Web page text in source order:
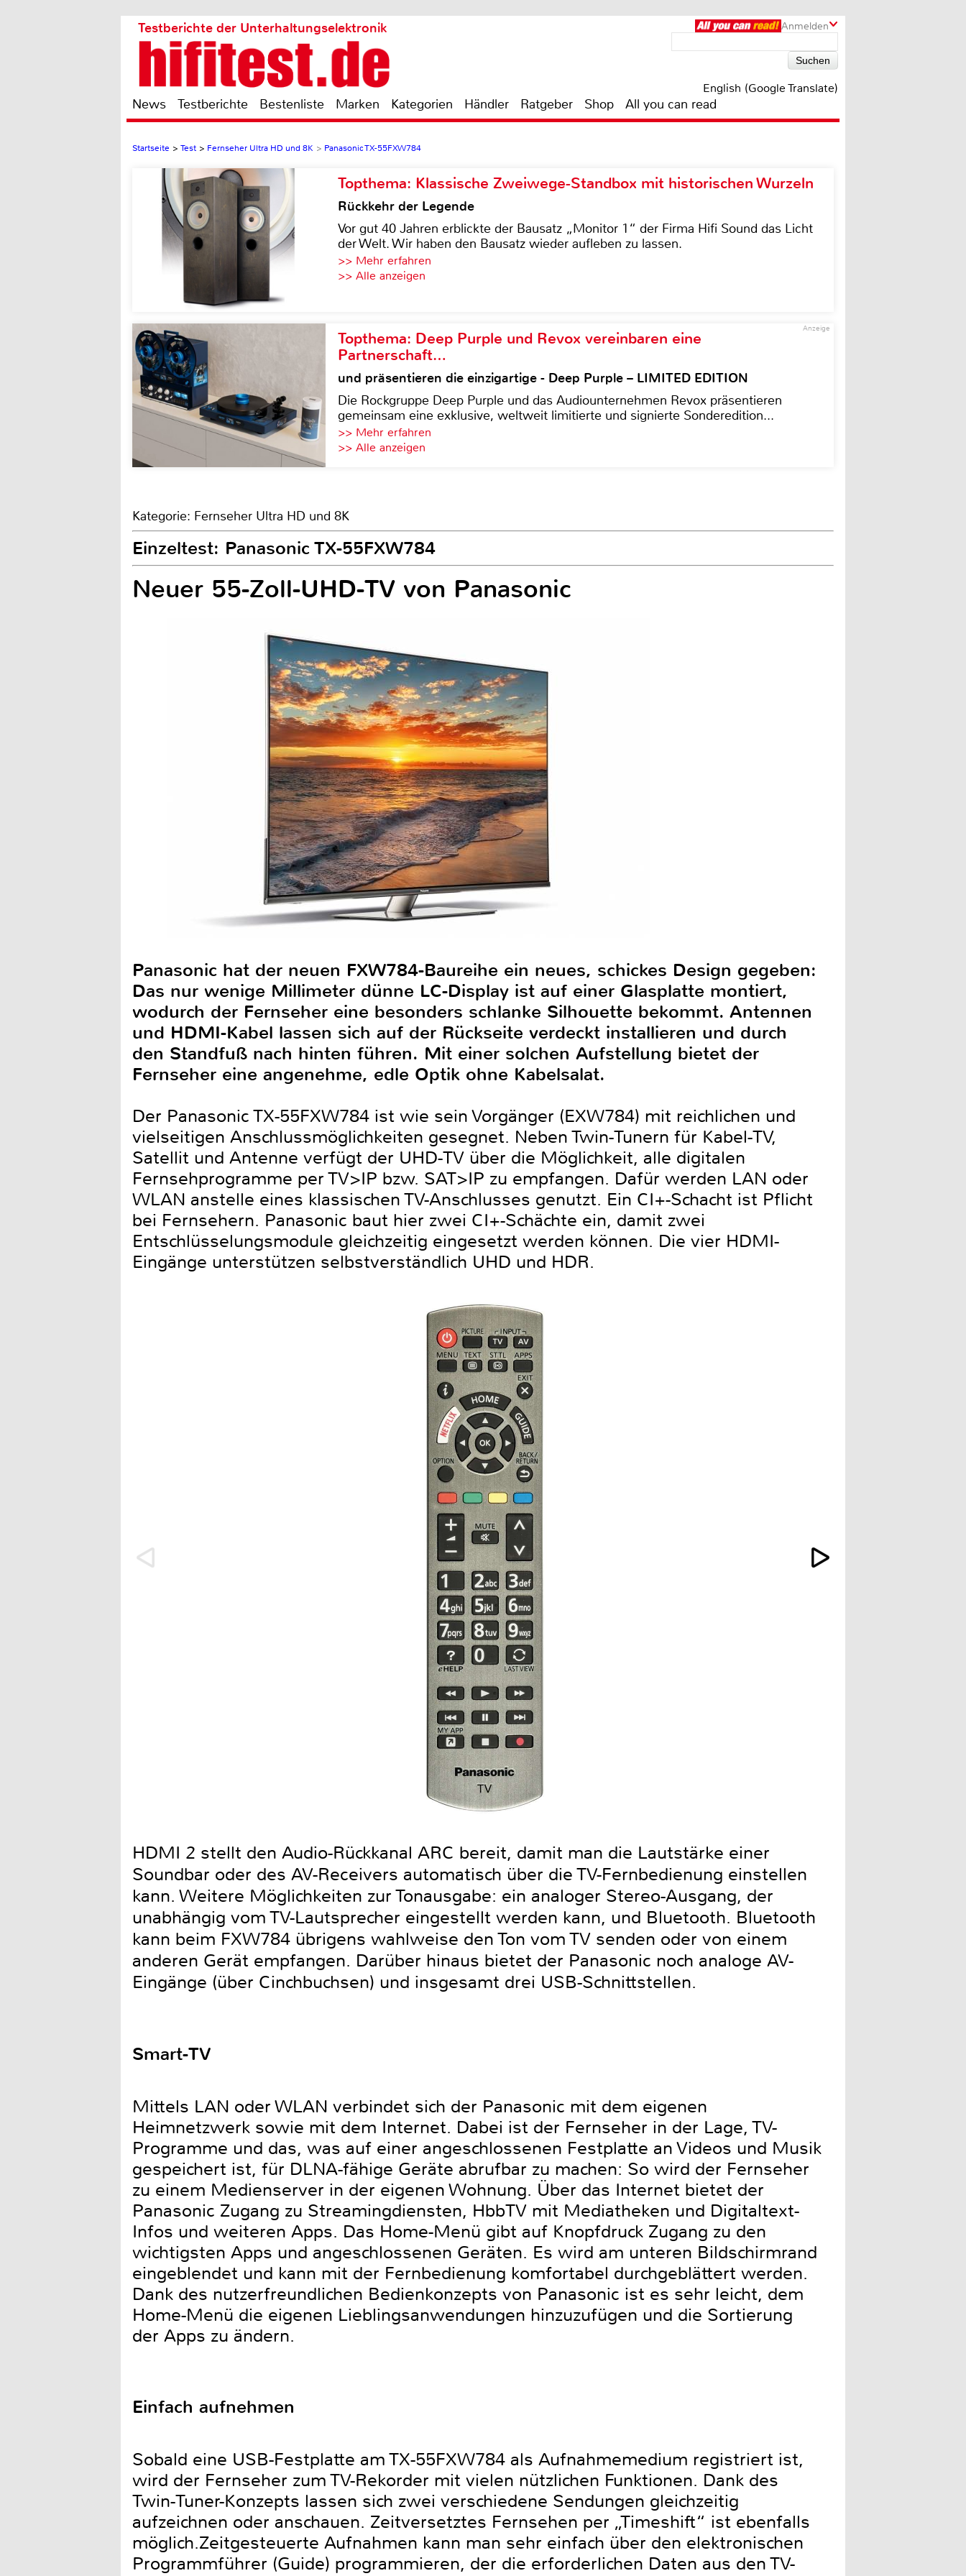
Anmelden
Testberichte der Unterhaltungselektronik
English (Google Translate)
News Testberichte Bestenliste Marken Kategorien Händler Ratgeber Shop All you can read
Startseite > Test > Fernseher Ultra HD und 8K > Panasonic TX-55FXW784
Topthema: Klassische Zweiwege-Standbox mit historischen Wurzeln
Rückkehr der Legende
Vor gut 40 Jahren erblickte der Bausatz „Monitor 1“ der Firma Hifi Sound das Licht
der Welt. Wir haben den Bausatz wieder aufleben zu lassen.
>> Mehr erfahren
>> Alle anzeigen
Anzeige
Topthema: Deep Purple und Revox vereinbaren eine
Partnerschaft…
und präsentieren die einzigartige - Deep Purple – LIMITED EDITION
Die Rockgruppe Deep Purple und das Audiounternehmen Revox präsentieren
gemeinsam eine exklusive, weltweit limitierte und signierte Sonderedition...
>> Mehr erfahren
>> Alle anzeigen
Kategorie: Fernseher Ultra HD und 8K
Einzeltest: Panasonic TX-55FXW784
Neuer 55-Zoll-UHD-TV von Panasonic
Panasonic hat der neuen FXW784-Baureihe ein neues, schickes Design gegeben:
Das nur wenige Millimeter dünne LC-Display ist auf einer Glasplatte montiert,
wodurch der Fernseher eine besonders schlanke Silhouette bekommt. Antennen
und HDMI-Kabel lassen sich auf der Rückseite verdeckt installieren und durch
den Standfuß nach hinten führen. Mit einer solchen Aufstellung bietet der
Fernseher eine angenehme, edle Optik ohne Kabelsalat.
Der Panasonic TX-55FXW784 ist wie sein Vorgänger (EXW784) mit reichlichen und
vielseitigen Anschlussmöglichkeiten gesegnet. Neben Twin-Tunern für Kabel-TV,
Satellit und Antenne verfügt der UHD-TV über die Möglichkeit, alle digitalen
Fernsehprogramme per TV>IP bzw. SAT>IP zu empfangen. Dafür werden LAN oder
WLAN anstelle eines klassischen TV-Anschlusses genutzt. Ein CI+-Schacht ist Pflicht
bei Fernsehern. Panasonic baut hier zwei CI+-Schächte ein, damit zwei
Entschlüsselungsmodule gleichzeitig eingesetzt werden können. Die vier HDMI-
Eingänge unterstützen selbstverständlich UHD und HDR.
HDMI 2 stellt den Audio-Rückkanal ARC bereit, damit man die Lautstärke einer
Soundbar oder des AV-Receivers automatisch über die TV-Fernbedienung einstellen
kann. Weitere Möglichkeiten zur Tonausgabe: ein analoger Stereo-Ausgang, der
unabhängig vom TV-Lautsprecher eingestellt werden kann, und Bluetooth. Bluetooth
kann beim FXW784 übrigens wahlweise den Ton vom TV senden oder von einem
anderen Gerät empfangen. Darüber hinaus bietet der Panasonic noch analoge AV-
Eingänge (über Cinchbuchsen) und insgesamt drei USB-Schnittstellen.
Smart-TV
Mittels LAN oder WLAN verbindet sich der Panasonic mit dem eigenen
Heimnetzwerk sowie mit dem Internet. Dabei ist der Fernseher in der Lage, TV-
Programme und das, was auf einer angeschlossenen Festplatte an Videos und Musik
gespeichert ist, für DLNA-fähige Geräte abrufbar zu machen: So wird der Fernseher
zu einem Medienserver in der eigenen Wohnung. Über das Internet bietet der
Panasonic Zugang zu Streamingdiensten, HbbTV mit Mediatheken und Digitaltext-
Infos und weiteren Apps. Das Home-Menü gibt auf Knopfdruck Zugang zu den
wichtigsten Apps und angeschlossenen Geräten. Es wird am unteren Bildschirmrand
eingeblendet und kann mit der Fernbedienung komfortabel durchgeblättert werden.
Dank des nutzerfreundlichen Bedienkonzepts von Panasonic ist es sehr leicht, dem
Home-Menü die eigenen Lieblingsanwendungen hinzuzufügen und die Sortierung
der Apps zu ändern.
Einfach aufnehmen
Sobald eine USB-Festplatte am TX-55FXW784 als Aufnahmemedium registriert ist,
wird der Fernseher zum TV-Rekorder mit vielen nützlichen Funktionen. Dank des
Twin-Tuner-Konzepts lassen sich zwei verschiedene Sendungen gleichzeitig
aufzeichnen oder anschauen. Zeitversetztes Fernsehen per „Timeshift“ ist ebenfalls
möglich.Zeitgesteuerte Aufnahmen kann man sehr einfach über den elektronischen
Programmführer (Guide) programmieren, der die erforderlichen Daten aus den TV-